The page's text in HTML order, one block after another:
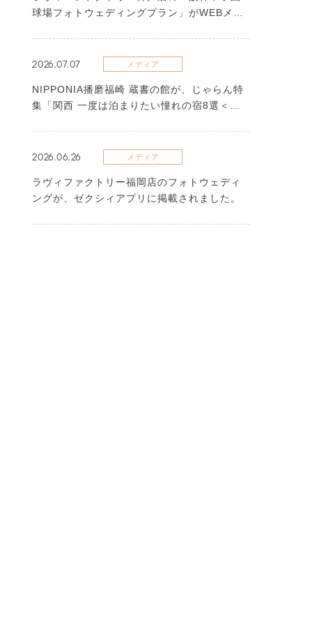
球場フォトウェディングプラン」がWEBメデ
2026.07.07 メディア
NIPPONIA播磨福崎 蔵書の館が、じゃらん特
集「関西 一度は泊まりたい憧れの宿8選＜
2026.06.26 メディア
ラヴィファクトリー福岡店のフォトウェディ
ングが、ゼクシィアプリに掲載されました。